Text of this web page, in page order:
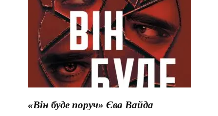
«Він буде поруч» Єва Вайда